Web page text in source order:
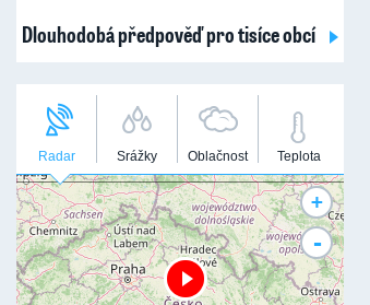
Dlouhodobá předpověď pro tisíce obcí
Radar Srážky Oblačnost Teplota
+
-